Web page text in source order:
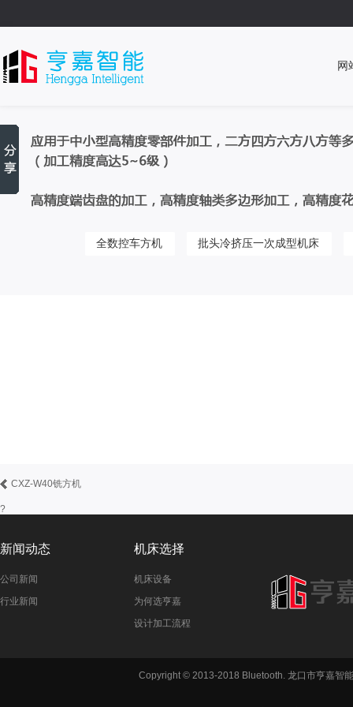
网
全数控车方机 批头冷挤压一次成型机床
CXZ-W40铣方机
?
新闻动态
公司新闻
行业新闻
机床选择
机床设备
为何选亨嘉
设计加工流程
Copyright © 2013-2018 Bluetooth. 龙口市亨嘉智